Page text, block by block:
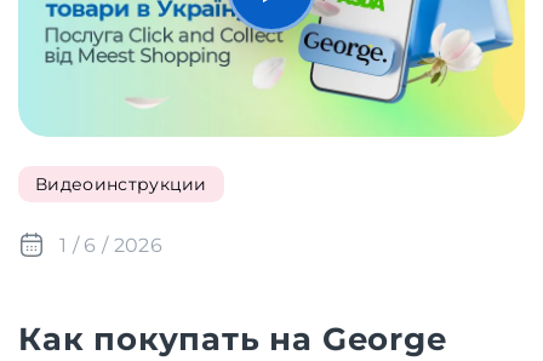
Видеоинструкции
1 / 6 / 2026
Как покупать на George